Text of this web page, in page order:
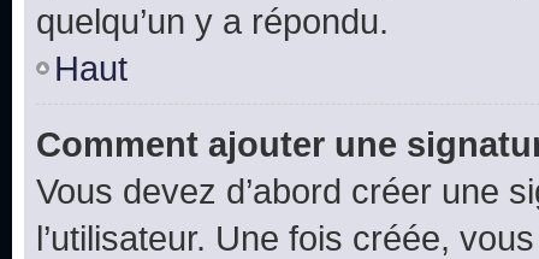
quelqu’un y a répondu.
Haut
Comment ajouter une
Vous devez d’abord créer une
l’utilisateur. Une fois créée,